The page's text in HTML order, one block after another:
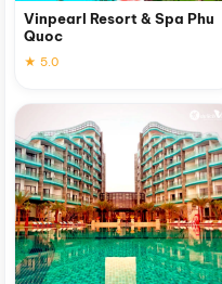
Vinpearl Resort & Spa Phu
Quoc
★ 5.0